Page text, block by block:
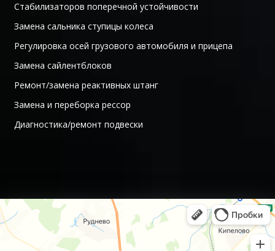
  Стабилизаторов поперечной устойчивости
  Замена сальника ступицы колеса
  Регулировка осей грузового автомобиля и прицепа
  Замена сайлентблоков
  Ремонт/замена реактивных штанг
  Замена и переборка рессор
  Диагностика/ремонт подвески